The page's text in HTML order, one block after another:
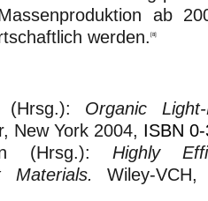
ab
werden. [8]
(Hrsg.): Organic
New York 2004, ISBN
(Hrsg.): Highly
Materials.
Wiley-